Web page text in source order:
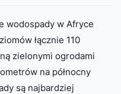
wodospady w Afryce
łącznie 110
zielonymi ogrodami
na północny
są najbardziej